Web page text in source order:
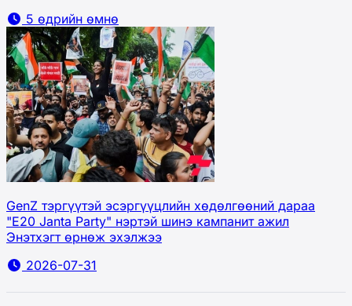
5 өдрийн өмнө
GenZ тэргүүтэй эсэргүүцлийн хөдөлгөөний дараа
"E20 Janta Party" нэртэй шинэ кампанит ажил
Энэтхэгт өрнөж эхэлжээ
2026-07-31